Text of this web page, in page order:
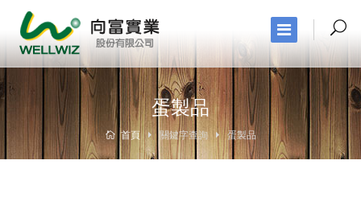
蛋製品
首頁 關鍵字查詢 蛋製品